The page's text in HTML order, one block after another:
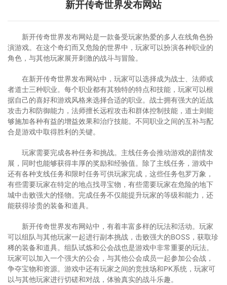
新开传奇世界发布网站
新开传奇世界发布网站是一款备受玩家热爱的多人在线角色扮
演游戏。在这个奇幻而又危险的世界中，玩家可以扮演各种职业的
角色，与其他玩家展开刺激的战斗与冒险。
在新开传奇世界发布网站中，玩家可以选择成为战士、法师或
者道士三种职业。每个职业都有其独特的特点和技能，玩家可以根
据自己的喜好和游戏风格来选择合适的职业。战士拥有强大的近战
攻击力和防御能力，法师擅长远程攻击和群体控制技能，道士则能
够施加各种有益的增益效果和治疗技能。不同职业之间的互补与配
合是游戏中取得胜利的关键。
玩家需要完成各种任务和挑战。主线任务会推动游戏的剧情发
展，同时也能够获得丰厚的奖励和经验值。除了主线任务，游戏中
还有各种支线任务和限时任务可供玩家完成，这些任务包罗万象，
有些需要玩家在特定的地点找寻宝物，有些需要玩家在危险的地下
城中击败强大的怪物。完成任务不仅能提升玩家的等级和能力，还
能获得珍贵的装备和道具。
新开传奇世界发布网站中，有着丰富多样的玩法和活动。玩家
可以组队与其他玩家一起进行副本挑战，击败强大的BOSS，获取珍
稀的装备和道具。组队试炼和公会战也是游戏中非常重要的玩法。
玩家可以加入一个强大的公会，与其他公会成员一起参加公会战，
争夺宝物和资源。游戏中还有玩家之间的竞技场和PK系统，玩家可
以与其他玩家进行切磋和对战，体验真实的战斗乐趣。